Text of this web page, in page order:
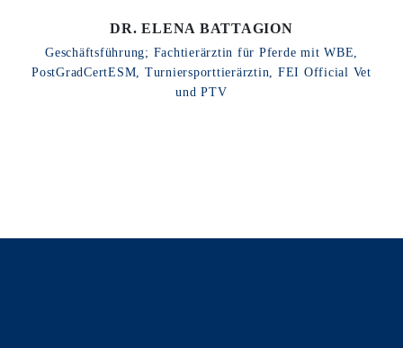
DR. ELENA BATTAGION
Geschäftsführung; Fachtierärztin für Pferde mit WBE,
PostGradCertESM, Turniersporttierärztin, FEI Official Vet
und PTV